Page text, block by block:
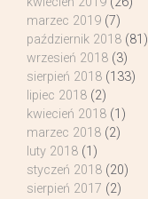
marzec 2019 (7)
październik 2018 (81)
wrzesień 2018 (3)
sierpień 2018 (133)
lipiec 2018 (2)
kwiecień 2018 (1)
marzec 2018 (2)
luty 2018 (1)
styczeń 2018 (20)
sierpień 2017 (2)